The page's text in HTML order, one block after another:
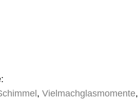
, Vielmachglasmomente,